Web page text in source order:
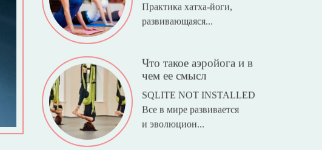
Практика хатха-йоги,
развивающаяся...
Что такое аэройога и в
чем ее смысл
SQLITE NOT INSTALLED
Все в мире развивается
и эволюцион...